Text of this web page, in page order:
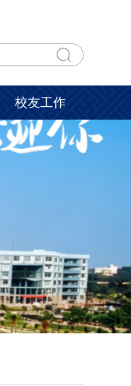
校友工作